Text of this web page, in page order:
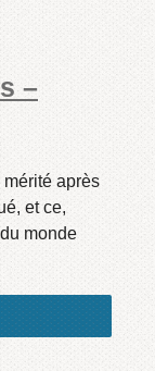
–
mérité après
et ce,
monde